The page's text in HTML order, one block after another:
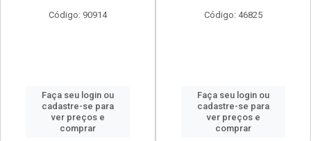
Código: 90914
Faça seu login ou
cadastre-se para
ver preços e
comprar
Código: 46825
Faça seu login ou
cadastre-se para
ver preços e
comprar